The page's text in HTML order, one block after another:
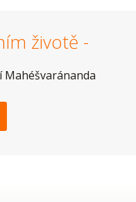
životě -
Mahéšvaránanda